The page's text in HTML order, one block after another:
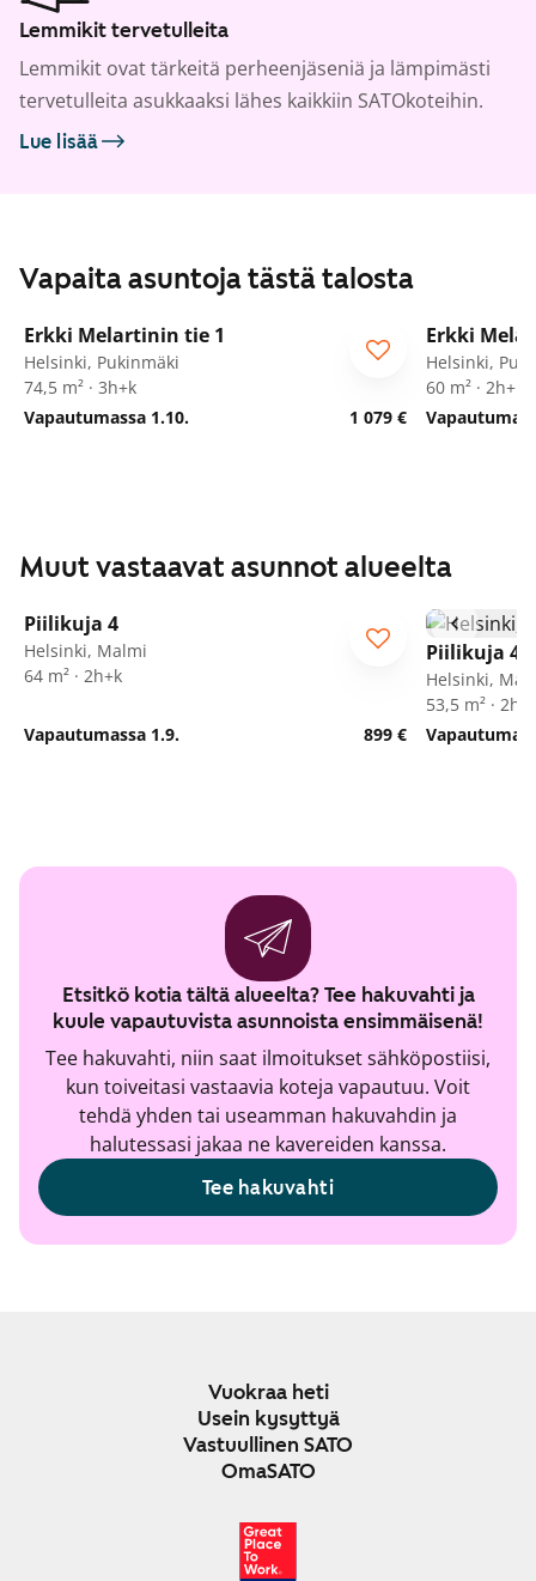
Lemmikit tervetulleita
Lemmikit ovat tärkeitä perheenjäseniä ja lämpimästi
tervetulleita asukkaaksi lähes kaikkiin SATOkoteihin.
Lue lisää
Vapaita asuntoja tästä talosta
/23
Erkki Melartinin tie 1
Helsinki, Pukinmäki
74,5 m² · 3h+k
Vapautumassa 1.10.
1 079 €
Erkki
Helsinki,
60 m² · 2h+k
Muut vastaavat asunnot alueelta
Piilikuja 4
Helsinki, Malmi
64 m² · 2h+k
Vapautumassa 1.9. 899 €
Piilikuja 4
Helsinki,
53,5 m² ·
Etsitkö kotia tältä alueelta? Tee hakuvahti ja
kuule vapautuvista asunnoista ensimmäisenä!
Tee hakuvahti, niin saat ilmoitukset sähköpostiisi,
kun toiveitasi vastaavia koteja vapautuu. Voit
tehdä yhden tai useamman hakuvahdin ja
halutessasi jakaa ne kavereiden kanssa.
Tee hakuvahti
Vuokraa heti
Usein kysyttyä
Vastuullinen SATO
OmaSATO